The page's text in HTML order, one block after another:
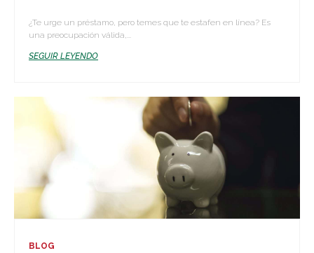
¿Te urge un préstamo, pero temes que te estafen en línea? Es
una preocupación válida,...
SEGUIR LEYENDO
BLOG